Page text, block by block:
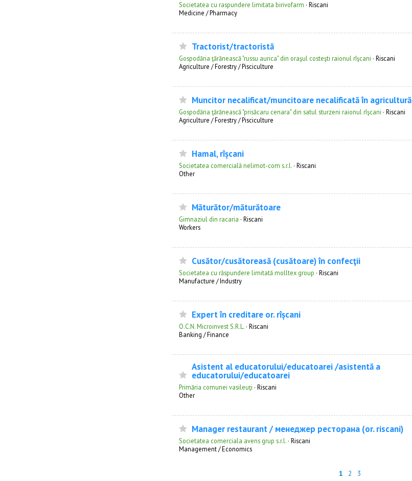
Societatea cu raspundere limitata birivofarm · Riscani
Medicine / Pharmacy
Tractorist/tractoristă
Gospodăria ţărănească "russu aurica" din oraşul costeşti raionul rîşcani · Riscani
Agriculture / Forestry / Pisciculture
Muncitor necalificat/muncitoare necalificată în agricultură
Gospodăria ţărănească "prisăcaru cenara" din satul sturzeni raionul rîşcani · Riscani
Agriculture / Forestry / Pisciculture
Hamal, rîșcani
Societatea comercială nelimot-com s.r.l. · Riscani
Other
Măturător/măturătoare
Gimnaziul din racaria · Riscani
Workers
Cusător/cusătoreasă (cusătoare) în confecţii
Societatea cu răspundere limitată molltex group · Riscani
Manufacture / Industry
Expert în creditare or. rîșcani
O.C.N. Microinvest S.R.L. · Riscani
Banking / Finance
Asistent al educatorului/educatoarei /asistentă a
educatorului/educatoarei
Primăria comunei vasileuţi · Riscani
Other
Manager restaurant / менеджер ресторана (or. riscani)
Societatea comerciala avens grup s.r.l. · Riscani
Management / Economics
1 2 3